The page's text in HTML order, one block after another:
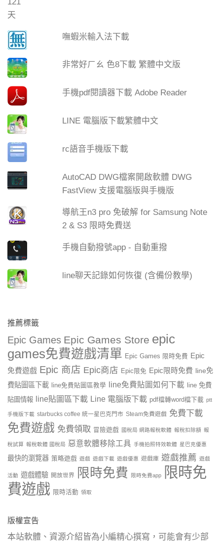
嘸蝦米輸入法下載
非常好ㄏㄠ 色8下載 繁體中文版
手機pdf閱讀器下載 Adobe Reader
LINE 電腦版下載繁體中文
rc語音手機版下載
AutoCAD DWG檔案開啟軟體 DWG
FastView 支援電腦版與手機版
導航王n3 pro 免破解 for Samsung Note
2 & S3 限時免費送
手機自動撥號app - 自動重撥
line聊天記錄如何恢復 (含備份教學)
推薦標籤
Epic Games Epic Games Store epic
games免費遊戲清單 Epic Games 限時免費 Epic
免費遊戲 Epic 商店 Epic商店 Epic限免 Epic限時免費 line免
費貼圖區下載
line免費貼圖區教學 line免費貼圖如何下載
line 免費
貼圖情報
line貼圖區下載 Line 電腦版下載 pdf檔轉word檔下載 ptt
手機版下載 starbucks coffee 統一星巴克門市 Steam免費遊戲 免費下載
免費遊戲 免費領取 冒險遊戲 國稅局 網路報稅軟體 報稅扣除額 報
稅試算 報稅軟體 國稅局 惡意軟體移除工具 手機拍照特效軟體 星巴克優惠
最快的瀏覽器 策略遊戲 遊戲 遊戲下載 遊戲優惠 遊戲庫 遊戲推薦 遊戲
活動 遊戲體驗 開放世界 限時免費 限時免費app
限時免
費遊戲 限時活動 領取
版權宣告
本站軟體、資源介紹皆為小編精心撰寫，可能會有少部